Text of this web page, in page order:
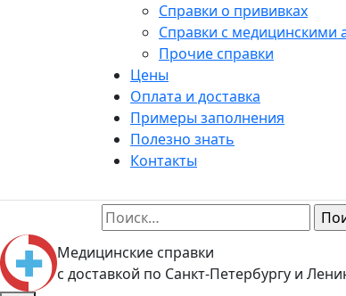
Справки о прививках
Справки с медицинскими
Прочие справки
Цены
Оплата и доставка
Примеры заполнения
Полезно знать
Контакты
Найти:
Медицинские справки
с доставкой по Санкт-Петербургу и